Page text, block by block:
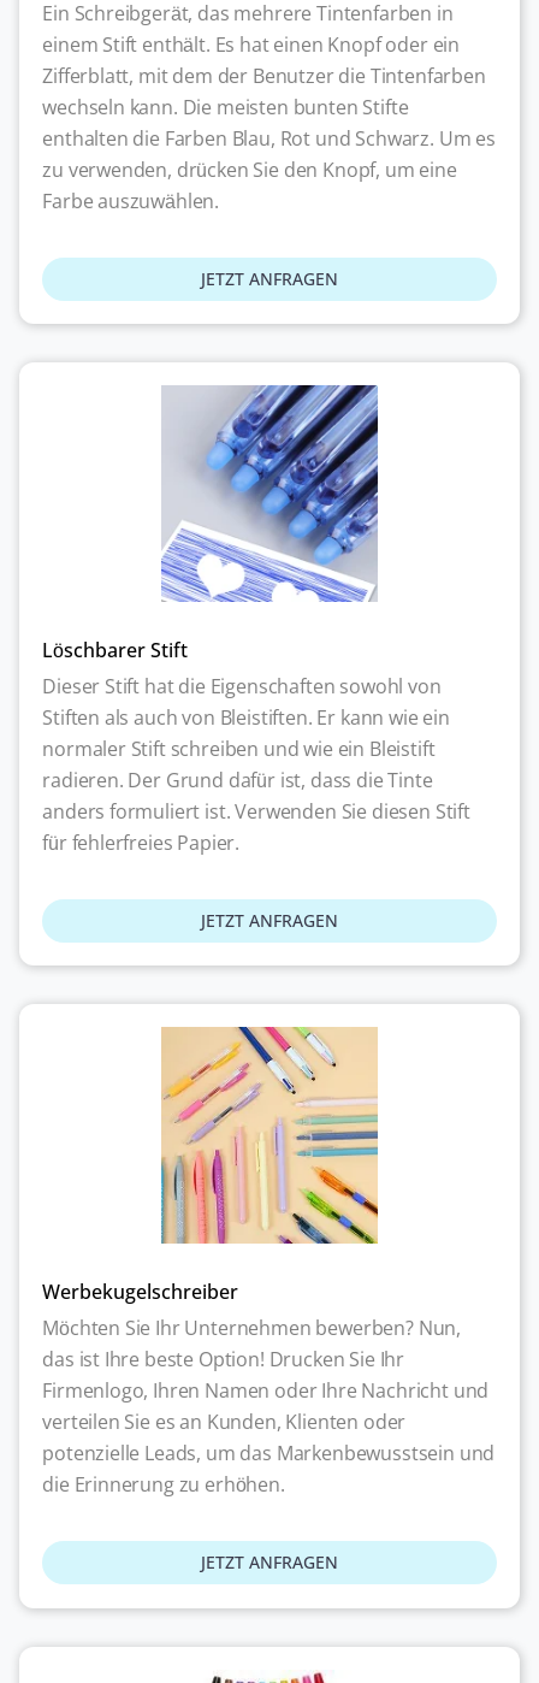
Ein Schreibgerät, das mehrere Tintenfarben in
einem Stift enthält. Es hat einen Knopf oder ein
Zifferblatt, mit dem der Benutzer die Tintenfarben
wechseln kann. Die meisten bunten Stifte
enthalten die Farben Blau, Rot und Schwarz. Um es
zu verwenden, drücken Sie den Knopf, um eine
Farbe auszuwählen.
JETZT ANFRAGEN
Löschbarer Stift
Dieser Stift hat die Eigenschaften sowohl von
Stiften als auch von Bleistiften. Er kann wie ein
normaler Stift schreiben und wie ein Bleistift
radieren. Der Grund dafür ist, dass die Tinte
anders formuliert ist. Verwenden Sie diesen Stift
für fehlerfreies Papier.
JETZT ANFRAGEN
Werbekugelschreiber
Möchten Sie Ihr Unternehmen bewerben? Nun,
das ist Ihre beste Option! Drucken Sie Ihr
Firmenlogo, Ihren Namen oder Ihre Nachricht und
verteilen Sie es an Kunden, Klienten oder
potenzielle Leads, um das Markenbewusstsein und
die Erinnerung zu erhöhen.
JETZT ANFRAGEN